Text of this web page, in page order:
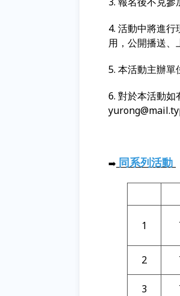
4. 活動中將進
用，公開播送、
5. 本活動主辦單
6. 對於本活動如
➡️ 同系列活動
1
2
3